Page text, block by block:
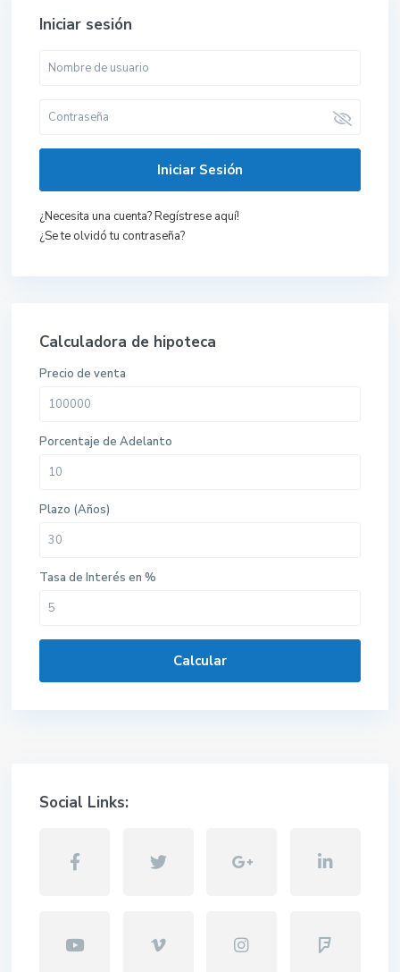
Iniciar sesión
Iniciar Sesión
¿Necesita una cuenta? Regístrese aquí!
¿Se te olvidó tu contraseña?
Calculadora de hipoteca
Precio de venta
Porcentaje de Adelanto
Plazo (Años)
Tasa de Interés en %
Calcular
Social Links: